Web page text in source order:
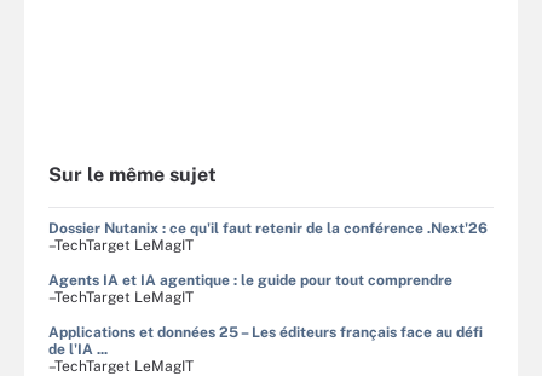
Sur le même sujet
Dossier Nutanix : ce qu'il faut retenir de la conférence .Next'26
–TechTarget LeMagIT
Agents IA et IA agentique : le guide pour tout comprendre
–TechTarget LeMagIT
Applications et données 25 – Les éditeurs français face au défi
de l'IA ...
–TechTarget LeMagIT